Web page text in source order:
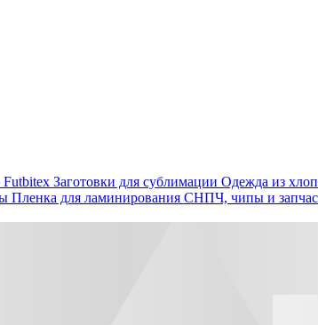
Заготовки для сублимации Одежда из
Пленка для ламинирования СНПЧ, чипы и